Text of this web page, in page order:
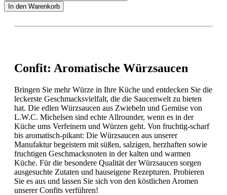
In den Warenkorb
Confit: Aromatische Würzsaucen
Bringen Sie mehr Würze in Ihre Küche und entdecken Sie die
leckerste Geschmacksvielfalt, die die Saucenwelt zu bieten
hat. Die edlen Würzsaucen aus Zwiebeln und Gemüse von
L.W.C. Michelsen sind echte Allrounder, wenn es in der
Küche ums Verfeinern und Würzen geht. Von fruchtig-scharf
bis aromatisch-pikant: Die Würzsaucen aus unserer
Manufaktur begeistern mit süßen, salzigen, herzhaften sowie
fruchtigen Geschmacksnoten in der kalten und warmen
Küche. Für die besondere Qualität der Würzsaucen sorgen
ausgesuchte Zutaten und hauseigene Rezepturen. Probieren
Sie es aus und lassen Sie sich von den köstlichen Aromen
unserer Confits verführen!